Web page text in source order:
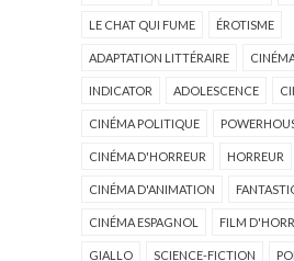
LE CHAT QUI FUME ÉROTISME
ADAPTATION LITTÉRAIRE
INDICATOR ADOLESCENCE
CINÉMA POLITIQUE
CINÉMA D'HORREUR HORREUR
CINÉMA D'ANIMATION
CINÉMA ESPAGNOL FILM
GIALLO SCIENCE-FICTION